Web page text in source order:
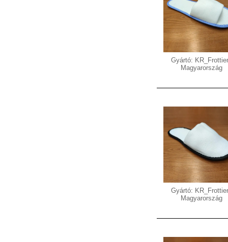
Gyártó:
Magyarország
Gyártó:
Magyarország